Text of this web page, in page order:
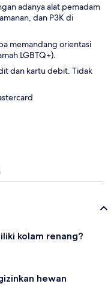
adanya alat pemadam
dan P3K di
memandang orientasi
LGBTQ+).
dan kartu debit. Tidak
kolam renang?
hewan